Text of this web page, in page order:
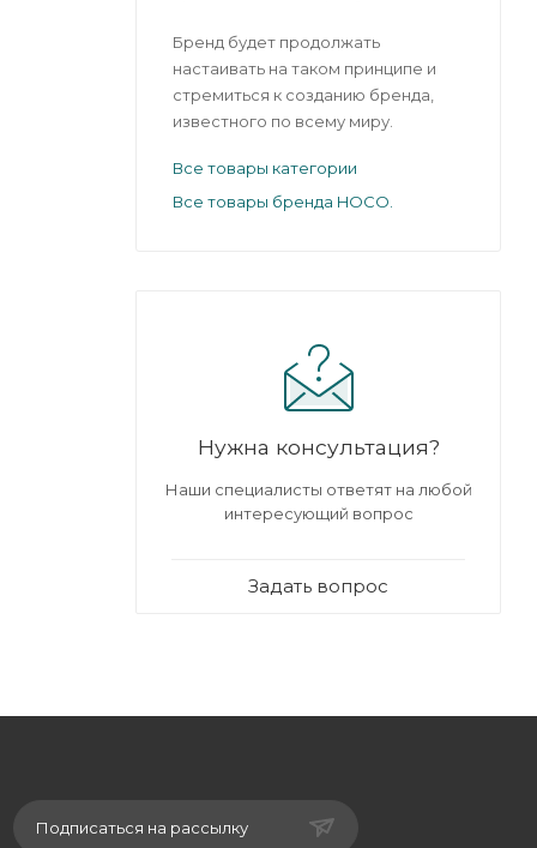
Бренд будет продолжать
настаивать на таком принципе и
стремиться к созданию бренда,
известного по всему миру.
Все товары категории
Все товары бренда HOCO.
Нужна консультация?
Наши специалисты ответят на любой
интересующий вопрос
Задать вопрос
Подписаться на рассылку